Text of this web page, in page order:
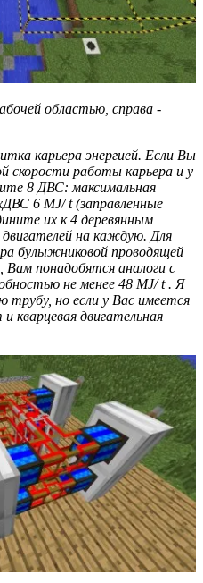
областью, справа -
карьера энергией. Если Вы
скорости работы карьера и у
8 ДВС: максимальная
6 MJ/t (заправленные
их к 4 деревянным
на каждую. Для
булыжниковой проводящей
понадобятся аналоги с
не менее 48 MJ/t . Я
трубу, но если у Вас имеется
кварцевая двигательная